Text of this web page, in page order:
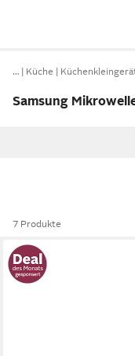
… Küche
Samsung
7 Produkte